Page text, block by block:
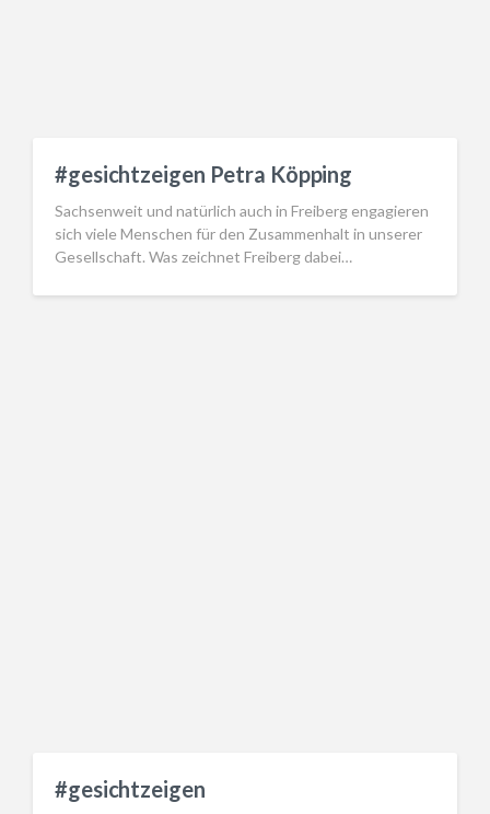
#gesichtzeigen Petra Köpping
Sachsenweit und natürlich auch in Freiberg engagieren
sich viele Menschen für den Zusammenhalt in unserer
Gesellschaft. Was zeichnet Freiberg dabei…
#gesichtzeigen